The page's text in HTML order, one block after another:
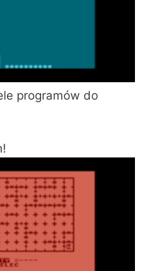
programów do